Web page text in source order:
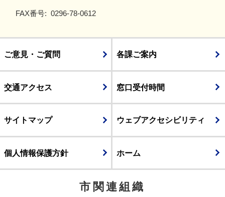
FAX番号: 0296-78-0612
ご意見・ご質問 各課ご案内
交通アクセス 窓口受付時間
サイトマップ ウェブアクセシビリティ
個人情報保護方針 ホーム
市関連組織